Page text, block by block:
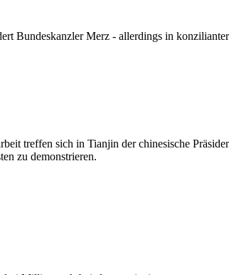
Bundeskanzler Merz - allerdings in
treffen sich in Tianjin der chinesische
zu demonstrieren.